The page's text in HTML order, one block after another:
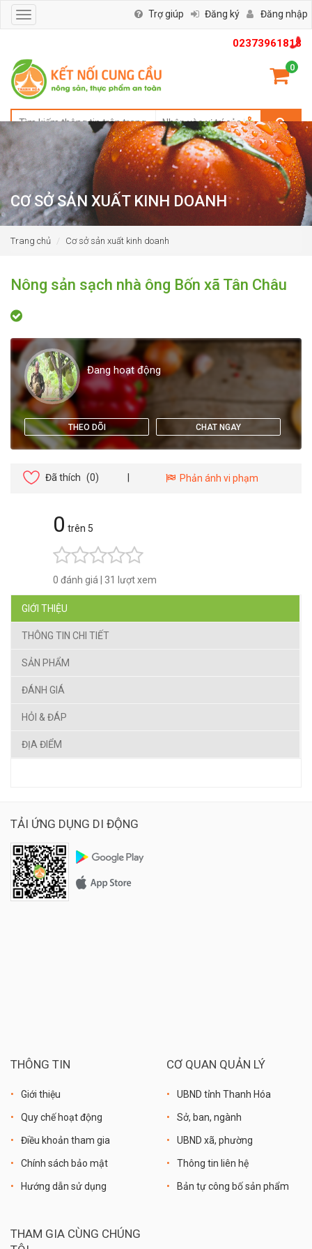
02373961818
0
Toggle
navigation
Trợ giúp Đăng ký Đăng nhập
CƠ SỞ SẢN XUẤT KINH DOANH
Trang chủ Cơ sở sản xuất kinh doanh
Nông sản sạch nhà ông Bốn xã Tân Châu
Đang hoạt động
THEO DÕI CHAT NGAY
Đã thích (0) Phản ánh vi phạm
0 trên 5
0 đánh giá 31 lượt xem
GIỚI THIỆU
THÔNG TIN CHI TIẾT
SẢN PHẨM
ĐÁNH GIÁ
HỎI & ĐÁP
ĐỊA ĐIỂM
TẢI ỨNG DỤNG DI ĐỘNG
THÔNG TIN
Giới thiệu
Quy chế hoạt động
Điều khoản tham gia
Chính sách bảo mật
Hướng dẫn sử dụng
CƠ QUAN QUẢN LÝ
UBND tỉnh Thanh Hóa
Sở, ban, ngành
UBND xã, phường
Thông tin liên hệ
Bản tự công bố sản phẩm
THAM GIA CÙNG CHÚNG